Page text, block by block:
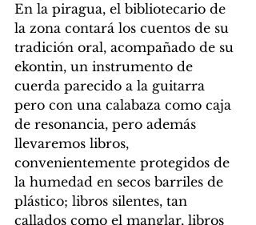
En la piragua, el bibliotecario de
la zona contará los cuentos de su
tradición oral, acompañado de su
ekontin, un instrumento de
cuerda parecido a la guitarra
pero con una calabaza como caja
de resonancia, pero además
llevaremos libros,
convenientemente protegidos de
la humedad en secos barriles de
plástico; libros silentes, tan
callados como el manglar, libros